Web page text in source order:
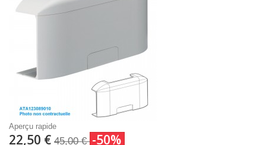
Aperçu rapide
22,50 € 45,00 € -50%